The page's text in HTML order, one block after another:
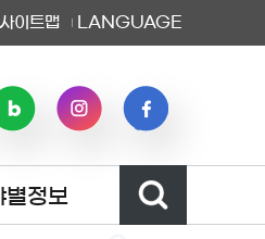
사이트맵 LANGUAGE
별정보